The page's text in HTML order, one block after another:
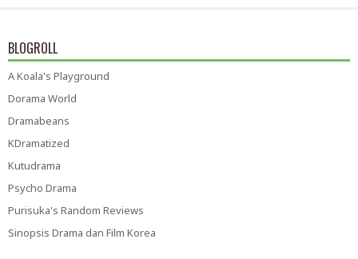
BLOGROLL
A Koala's Playground
Dorama World
Dramabeans
KDramatized
Kutudrama
Psycho Drama
Purisuka's Random Reviews
Sinopsis Drama dan Film Korea